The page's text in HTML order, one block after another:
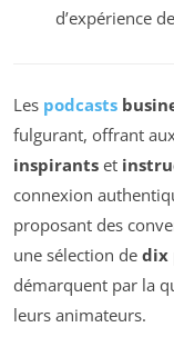
d’expérience
Les podcasts
fulgurant, offrant
inspirants et
connexion
proposant des
une sélection de dix
démarquent par la
leurs animateurs.